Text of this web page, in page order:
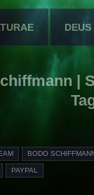
|
BODO
PAYPAL